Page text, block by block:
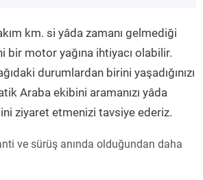
km. si yâda zamanı gelmediği
bir motor yağına ihtiyacı olabilir.
durumlardan birini yaşadığınızı
Araba ekibini aramanızı yâda
ziyaret etmenizi tavsiye ederiz.
ve sürüş anında olduğundan daha